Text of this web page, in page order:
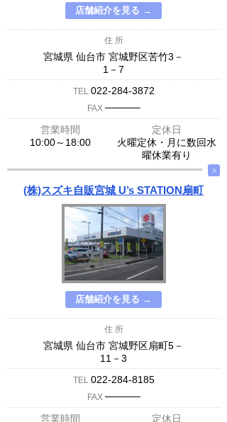
店舗紹介を見る →
住 所
宮城県 仙台市 宮城野区苦竹3－
1－7
TEL 022-284-3872
FAX ─────
営業時間
定休日
10:00～18:00
火曜定休・月に数回水
曜休業有り
∧
(株)スズキ自販宮城 U’s STATION扇町
店舗紹介を見る →
住 所
宮城県 仙台市 宮城野区扇町5－
11－3
TEL 022-284-8185
FAX ─────
営業時間
定休日